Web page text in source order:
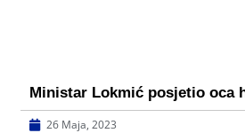
Ministar Lokmić posjetio oca
26 Maja, 2023